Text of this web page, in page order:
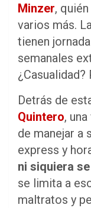
Minzer,
varios más.
tienen
semanales
¿Casualidad?
Detrás de
Quintero,
de manejar a
express y
ni siquiera
se limita a
maltratos y